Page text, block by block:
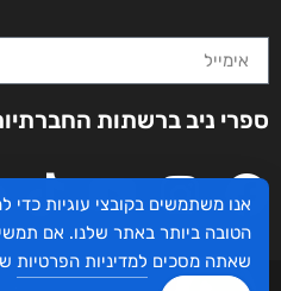
ספרי ניב ברשתות
אנו משתמשים בקובצי עוגיות כדי
הטובה ביותר באתר שלנו. אם
שאתה מסכים למדיניות הפרטיות